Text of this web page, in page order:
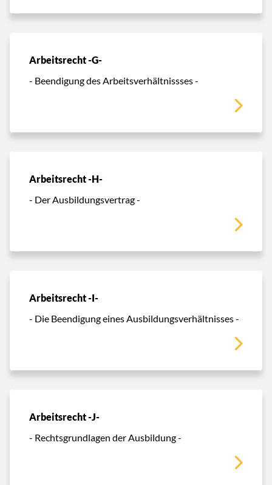
Arbeitsrecht -G-
- Beendigung des Arbeitsverhältnissses -
Arbeitsrecht -H-
- Der Ausbildungsvertrag -
Arbeitsrecht -I-
- Die Beendigung eines Ausbildungsverhältnisses -
Arbeitsrecht -J-
- Rechtsgrundlagen der Ausbildung -